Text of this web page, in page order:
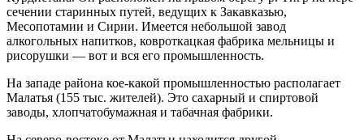
сечении старинных путей, ведущих к Закавказью,
Месопотамии и Сирии. Имеется небольшой за­вод
алкогольных напитков, ковроткацкая фабрика мельницы и
рисорушки — вот и вся его промышленность.
На западе района кое-какой промыш­ленностью располагает
Малатья (155 тыс. жителей). Это сахарный и спиртовой
заводы, хлопчатобумажная и табачная фабрики.